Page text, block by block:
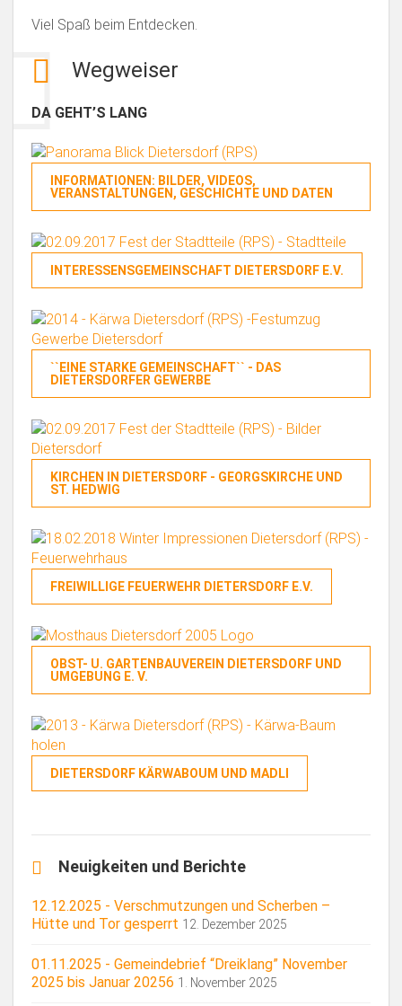
Viel Spaß beim Entdecken.
Wegweiser
DA GEHT’S LANG
INFORMATIONEN: BILDER, VIDEOS,
VERANSTALTUNGEN, GESCHICHTE UND DATEN
INTERESSENSGEMEINSCHAFT DIETERSDORF E.V.
``EINE STARKE GEMEINSCHAFT`` - DAS
DIETERSDORFER GEWERBE
KIRCHEN IN DIETERSDORF - GEORGSKIRCHE UND
ST. HEDWIG
FREIWILLIGE FEUERWEHR DIETERSDORF E.V.
OBST- U. GARTENBAUVEREIN DIETERSDORF UND
UMGEBUNG E. V.
DIETERSDORF KÄRWABOUM UND MADLI
Neuigkeiten und Berichte
12.12.2025 - Verschmutzungen und Scherben –
Hütte und Tor gesperrt 12. Dezember 2025
01.11.2025 - Gemeindebrief “Dreiklang” November
2025 bis Januar 20256 1. November 2025